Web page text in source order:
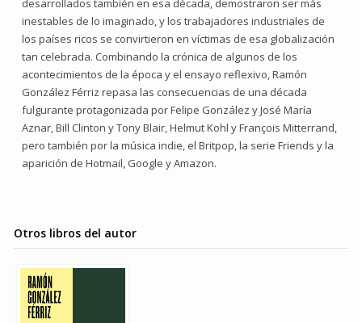
desarrollados también en esa década, demostraron ser más
inestables de lo imaginado, y los trabajadores industriales de
los países ricos se convirtieron en víctimas de esa globalización
tan celebrada. Combinando la crónica de algunos de los
acontecimientos de la época y el ensayo reflexivo, Ramón
González Férriz repasa las consecuencias de una década
fulgurante protagonizada por Felipe González y José María
Aznar, Bill Clinton y Tony Blair, Helmut Kohl y François Mitterrand,
pero también por la música indie, el Britpop, la serie Friends y la
aparición de Hotmail, Google y Amazon.
Otros libros del autor